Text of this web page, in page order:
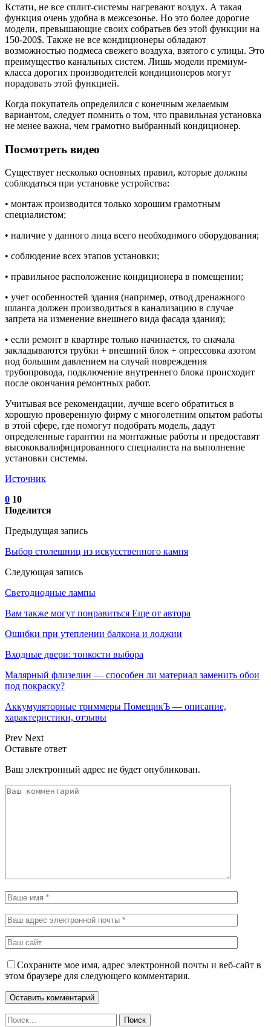
Кстати, не все сплит-системы нагревают воздух. А такая
функция очень удобна в межсезонье. Но это более дорогие
модели, превышающие своих собратьев без этой функции на
150-200$. Также не все кондиционеры обладают
возможностью подмеса свежего воздуха, взятого с улицы. Это
преимущество канальных систем. Лишь модели премиум-
класса дорогих производителей кондиционеров могут
порадовать этой функцией.
Когда покупатель определился с конечным желаемым
вариантом, следует помнить о том, что правильная установка
не менее важна, чем грамотно выбранный кондиционер.
Посмотреть видео
Существует несколько основных правил, которые должны
соблюдаться при установке устройства:
• монтаж производится только хорошим грамотным
специалистом;
• наличие у данного лица всего необходимого оборудования;
• соблюдение всех этапов установки;
• правильное расположение кондиционера в помещении;
• учет особенностей здания (например, отвод дренажного
шланга должен производиться в канализацию в случае
запрета на изменение внешнего вида фасада здания);
• если ремонт в квартире только начинается, то сначала
закладываются трубки + внешний блок + опрессовка азотом
под большим давлением на случай повреждения
трубопровода, подключение внутреннего блока происходит
после окончания ремонтных работ.
Учитывая все рекомендации, лучше всего обратиться в
хорошую проверенную фирму с многолетним опытом работы
в этой сфере, где помогут подобрать модель, дадут
определенные гарантии на монтажные работы и предоставят
высококвалифицированного специалиста на выполнение
установки системы.
Источник
0 10
Поделится
Предыдущая запись
Выбор столешниц из искусственного камня
Следующая запись
Светодиодные лампы
Вам также могут понравиться Еще от автора
Ошибки при утеплении балкона и лоджии
Входные двери: тонкости выбора
Малярный флизелин — способен ли материал заменить обои
под покраску?
Аккумуляторные триммеры ПомещикЪ — описание,
характеристики, отзывы
Prev Next
Оставьте ответ
Ваш электронный адрес не будет опубликован.
Сохраните мое имя, адрес электронной почты и веб-сайт в
этом браузере для следующего комментария.